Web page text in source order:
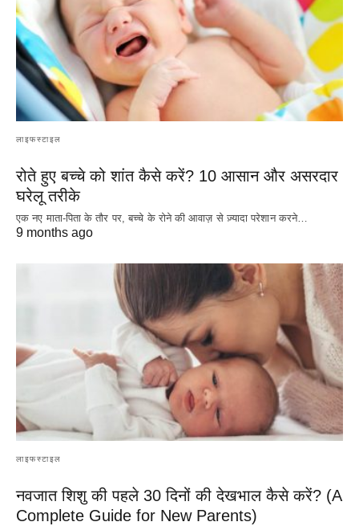
लाइफस्टाइल
रोते हुए बच्चे को शांत कैसे करें? 10 आसान और असरदार
घरेलू तरीके
एक नए माता-पिता के तौर पर, बच्चे के रोने की आवाज़ से ज़्यादा परेशान करने…
9 months ago
लाइफस्टाइल
नवजात शिशु की पहले 30 दिनों की देखभाल कैसे करें? (A
Complete Guide for New Parents)